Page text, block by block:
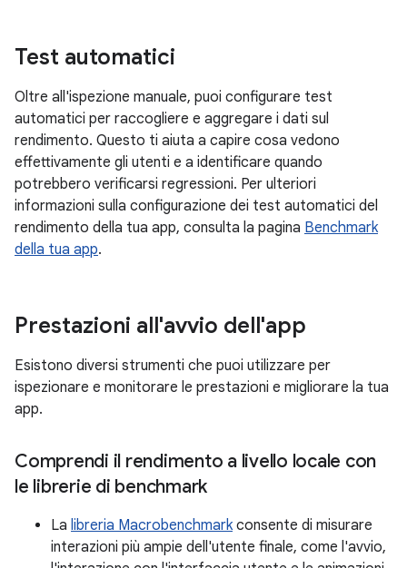
Test automatici
Oltre all'ispezione manuale, puoi configurare test
automatici per raccogliere e aggregare i dati sul
rendimento. Questo ti aiuta a capire cosa vedono
effettivamente gli utenti e a identificare quando
potrebbero verificarsi regressioni. Per ulteriori
informazioni sulla configurazione dei test automatici del
rendimento della tua app, consulta la pagina Benchmark
della tua app.
Prestazioni all'avvio dell'app
Esistono diversi strumenti che puoi utilizzare per
ispezionare e monitorare le prestazioni e migliorare la tua
app.
Comprendi il rendimento a livello locale con
le librerie di benchmark
La libreria Macrobenchmarkconsente di misurare
interazioni più ampie dell'utente finale, come l'avvio,